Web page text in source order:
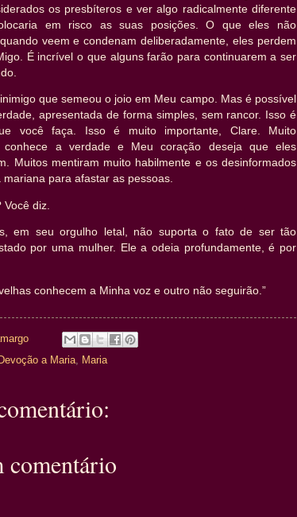
os presbíteros e ver algo radicalmente diferente
em risco as suas posições. O que eles não
veem e condenam deliberadamente, eles perdem
É incrível o que alguns farão para continuarem a ser
que semeou o joio em Meu campo. Mas é possível
apresentada de forma simples, sem rancor. Isso é
você faça. Isso é muito importante, Clare. Muito
conhece a verdade e Meu coração deseja que eles
Muitos mentiram muito habilmente e os desinformados
mariana para afastar as pessoas.
diz.
em seu orgulho letal, não suporta o fato de ser tão
por uma mulher. Ele a odeia profundamente, é por
conhecem a Minha voz e outro não seguirão.”
a Maria Maria
comentário